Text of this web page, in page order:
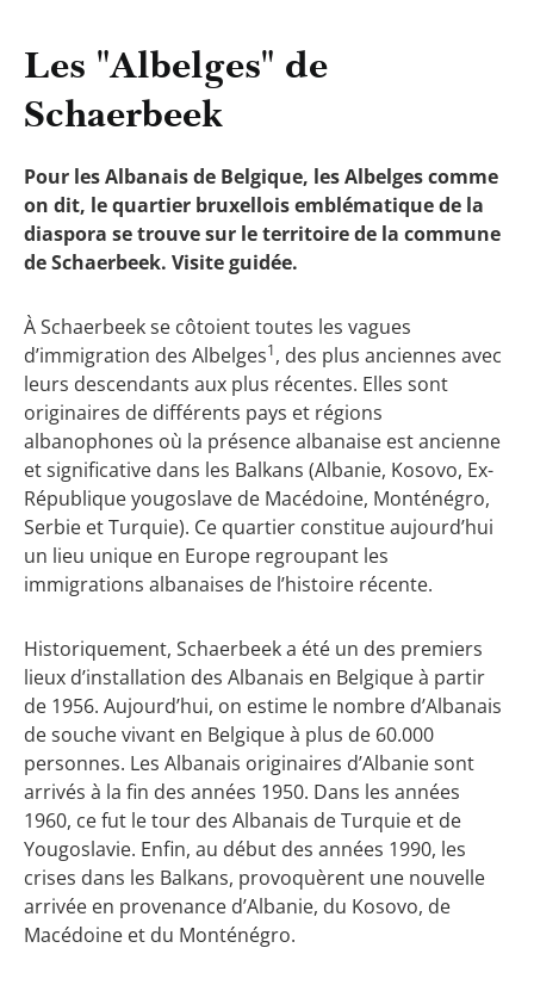
Les "Albelges" de
Schaerbeek
Pour les Albanais de Belgique, les Albelges comme
on dit, le quartier bruxellois emblématique de la
diaspora se trouve sur le territoire de la commune
de Schaerbeek. Visite guidée.
À Schaerbeek se côtoient toutes les vagues
d’immigration des Albelges1, des plus anciennes avec
leurs descendants aux plus récentes. Elles sont
originaires de différents pays et régions
albanophones où la présence albanaise est ancienne
et significative dans les Balkans (Albanie, Kosovo, Ex-
République yougoslave de Macédoine, Monténégro,
Serbie et Turquie). Ce quartier constitue aujourd’hui
un lieu unique en Europe regroupant les
immigrations albanaises de l’histoire récente.
Historiquement, Schaerbeek a été un des premiers
lieux d’installation des Albanais en Belgique à partir
de 1956. Aujourd’hui, on estime le nombre d’Albanais
de souche vivant en Belgique à plus de 60.000
personnes. Les Albanais originaires d’Albanie sont
arrivés à la fin des années 1950. Dans les années
1960, ce fut le tour des Albanais de Turquie et de
Yougoslavie. Enfin, au début des années 1990, les
crises dans les Balkans, provoquèrent une nouvelle
arrivée en provenance d’Albanie, du Kosovo, de
Macédoine et du Monténégro.